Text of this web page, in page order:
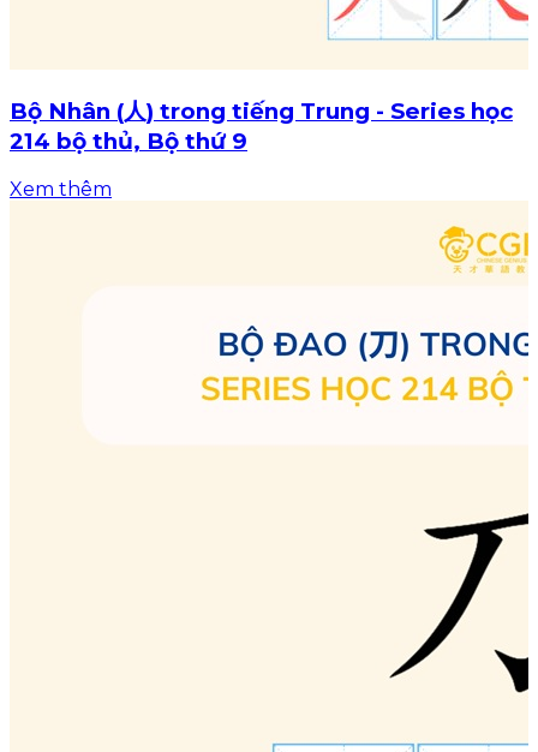
Bộ Nhân (人) trong tiếng Trung - Series học
214 bộ thủ, Bộ thứ 9
Xem thêm